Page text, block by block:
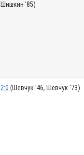
Шишкин '85)
2:0 (Шевчук '46, Шевчук '73)